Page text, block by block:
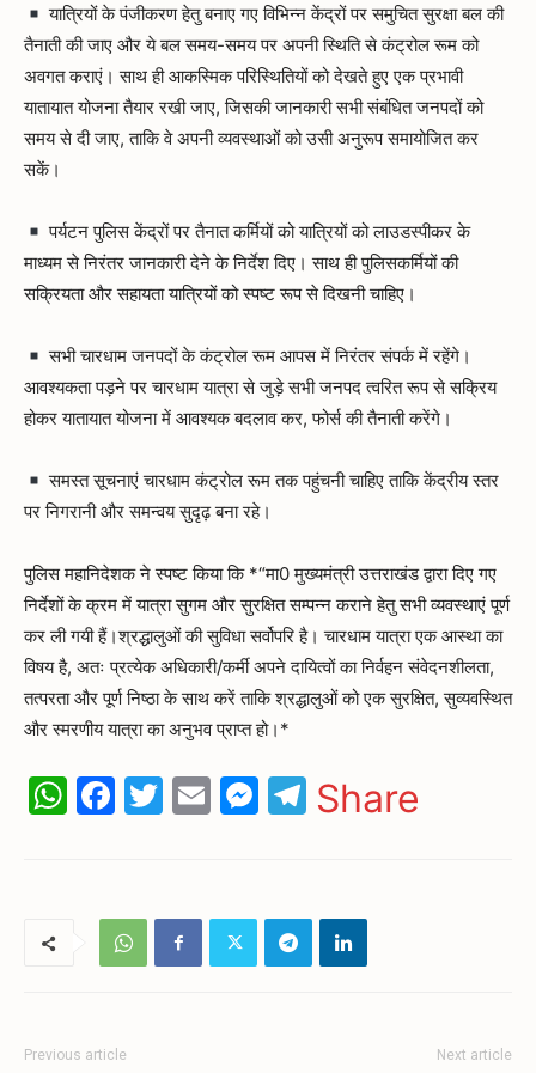
यात्रियों के पंजीकरण हेतु बनाए गए विभिन्न केंद्रों पर समुचित सुरक्षा बल की
तैनाती की जाए और ये बल समय-समय पर अपनी स्थिति से कंट्रोल रूम को
अवगत कराएं। साथ ही आकस्मिक परिस्थितियों को देखते हुए एक प्रभावी
यातायात योजना तैयार रखी जाए, जिसकी जानकारी सभी संबंधित जनपदों को
समय से दी जाए, ताकि वे अपनी व्यवस्थाओं को उसी अनुरूप समायोजित कर
सकें।
पर्यटन पुलिस केंद्रों पर तैनात कर्मियों को यात्रियों को लाउडस्पीकर के
माध्यम से निरंतर जानकारी देने के निर्देश दिए। साथ ही पुलिसकर्मियों की
सक्रियता और सहायता यात्रियों को स्पष्ट रूप से दिखनी चाहिए।
सभी चारधाम जनपदों के कंट्रोल रूम आपस में निरंतर संपर्क में रहेंगे।
आवश्यकता पड़ने पर चारधाम यात्रा से जुड़े सभी जनपद त्वरित रूप से सक्रिय
होकर यातायात योजना में आवश्यक बदलाव कर, फोर्स की तैनाती करेंगे।
समस्त सूचनाएं चारधाम कंट्रोल रूम तक पहुंचनी चाहिए ताकि केंद्रीय स्तर
पर निगरानी और समन्वय सुदृढ़ बना रहे।
पुलिस महानिदेशक ने स्पष्ट किया कि *“मा0 मुख्यमंत्री उत्तराखंड द्वारा दिए गए
निर्देशों के क्रम में यात्रा सुगम और सुरक्षित सम्पन्न कराने हेतु सभी व्यवस्थाएं पूर्ण
कर ली गयी हैं।श्रद्धालुओं की सुविधा सर्वोपरि है। चारधाम यात्रा एक आस्था का
विषय है, अतः प्रत्येक अधिकारी/कर्मी अपने दायित्वों का निर्वहन संवेदनशीलता,
तत्परता और पूर्ण निष्ठा के साथ करें ताकि श्रद्धालुओं को एक सुरक्षित, सुव्यवस्थित
और स्मरणीय यात्रा का अनुभव प्राप्त हो।*
WhatsApp
Facebook
Twitter
EmailMessenger
Telegram
Share
Previous article Next article